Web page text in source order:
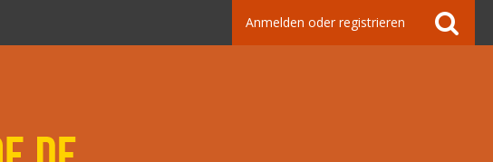
Anmelden oder registrieren